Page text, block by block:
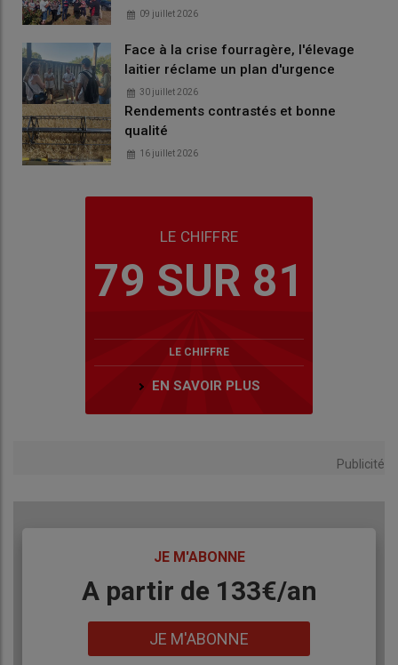
09 juillet 2026
Face à la crise fourragère, l'élevage
laitier réclame un plan d'urgence
30 juillet 2026
Rendements contrastés et bonne
qualité
16 juillet 2026
LE CHIFFRE
79 SUR 81
LE CHIFFRE
EN SAVOIR PLUS
Publicité
JE M'ABONNE
BodyA partir de 133€/an
JE M'ABONNE